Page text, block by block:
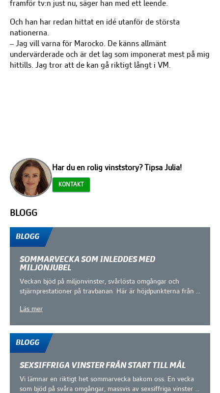
framför tv:n just nu, säger han med ett leende.
Och han har redan hittat en idé utanför de största
nationerna.
– Jag vill varna för Marocko. De känns allmänt
undervärderade och är det lag som imponerat mest på mig
hittills. Jag tror att de kan gå riktigt långt i VM.
Har du en rolig vinststory? Tipsa Julia!
KONTAKT
BLOGG
BLOGG
SOMMARVECKA SOM INLEDDES MED
MILJONJUBEL
Veckan bjöd på miljonvinster, svårlösta omgångar och
stjärnprestationer på travbanan. Här är höjdpunkterna från ...
Läs mer
BLOGG
SEXSIFFRIGA VINSTER FRÅN START TILL MÅL
Vi lämnar en riktigt het sommarvecka bakom oss. En vecka
som bjöd på svåra omgångar, massvis av sexsiffriga vinster ...